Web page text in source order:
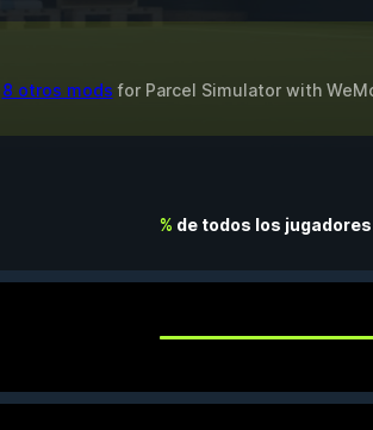
8 otros mods for Parcel Simulatorwith
% de todos los jugadores